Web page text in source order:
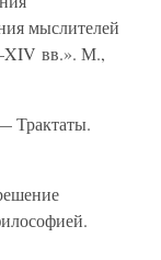
мыслителей
вв.». М.,
Трактаты.